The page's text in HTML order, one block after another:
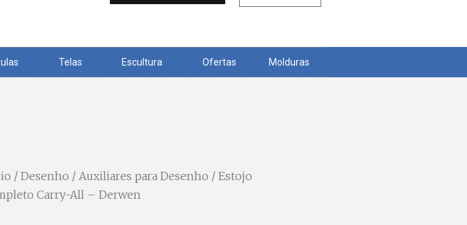
Telas Escultura Ofertas Molduras
/ Desenho / Auxiliares para Desenho / Estojo
Carry-All – Derwen